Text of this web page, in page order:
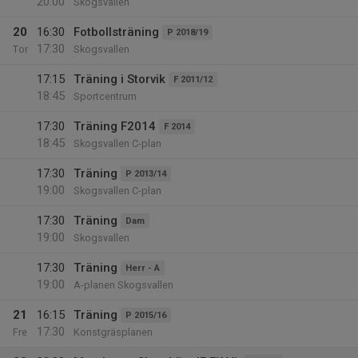
20
Tor
16:30
17:30
Fotbollsträning P 2018/19
Skogsvallen
17:15
18:45
Träning i Storvik F 2011/12
Sportcentrum
17:30
18:45
Träning F2014 F 2014
Skogsvallen C-plan
17:30
19:00
Träning P 2013/14
Skogsvallen C-plan
17:30
19:00
Träning Dam
Skogsvallen
17:30
19:00
Träning Herr - A
A-planen Skogsvallen
21
Fre
16:15
17:30
Träning P 2015/16
Konstgräsplanen